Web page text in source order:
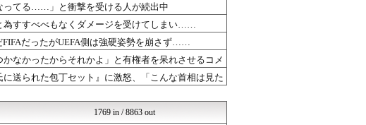
触...
日刊やきう速報
芸能人の気になる噂
乃木通 乃木坂46櫻坂46...
ルフレch. - ファイア...
う...
オレ的ゲーム速報＠刃
プロデューサーさんっ！SS...
芸能人ニュース速報
日本第一！ニュース録
ってる……」と衝撃を受ける人が続出中
為すすべべもなくダメージを受けてしまい……
FIFAだったがUEFA側は強硬姿勢を崩さず……
なかったからそれかよ」と有権者を呆れさせるコメ
送られた包丁セット』に激怒、「こんな首相は見た
1769 in / 8863 out